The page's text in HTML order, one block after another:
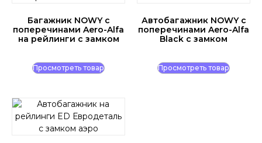
Багажник NOWY c
поперечинами Aero-Alfa
на рейлинги с замком
Просмотреть товар
Автобагажник NOWY c
поперечинами Aero-Alfa
Black с замком
Просмотреть товар